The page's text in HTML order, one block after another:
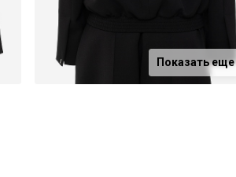
Показать еще